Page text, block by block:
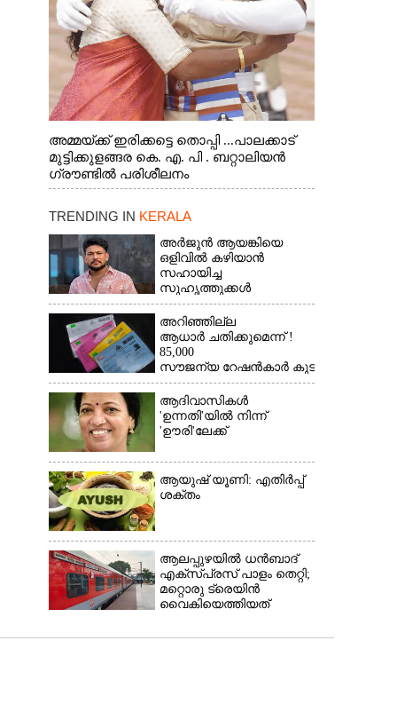
അമ്മയ്ക്ക് ഇരിക്കട്ടെ തൊപ്പി ...പാലക്കാട്
മുട്ടിക്കുളങ്ങര കെ. എ. പി . ബറ്റാലിയൻ
ഗ്രൗണ്ടിൽ പരിശീലനം
TRENDING IN KERALA
അർജുൻ ആയങ്കിയെ
ഒളിവിൽ കഴിയാൻ
സഹായിച്ച
സുഹൃത്തുക്കൾ
കസ്റ്റഡിയിൽ;
പിടിയിലായത്
കൊച്ചിയിലെ
ഫ്ലാറ്റിൽനിന്ന്
അറിഞ്ഞില്ല
ആധാർ ചതിക്കുമെന്ന് !
85,000
സൗജന്യ റേഷൻകാർ കുടുങ്ങി
ആദിവാസികൾ
'ഉന്നതി'യിൽ നിന്ന്
'ഊരി'ലേക്ക്
ആയുഷ് യൂണി: എതിർപ്പ്
ശക്തം
ആലപ്പുഴയിൽ ധൻബാദ്
എക്‌സ്പ്രസ് പാളം തെറ്റി;
മറ്റൊരു ട്രെയിൻ
വൈകിയെത്തിയത്
ദുരന്തം